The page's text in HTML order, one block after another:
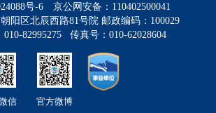
号-6
京公网安备：110402500041
阳区北辰西路81号院 邮政编码：100029
010-82995275 传真号：010-62028604
信 官方微博